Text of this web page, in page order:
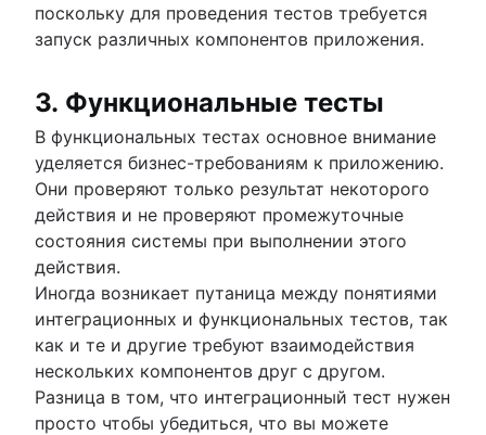
поскольку для проведения тестов требуется
запуск различных компонентов приложения.
3. Функциональные тесты
В функциональных тестах основное внимание
уделяется бизнес-требованиям к приложению.
Они проверяют только результат некоторого
действия и не проверяют промежуточные
состояния системы при выполнении этого
действия.
Иногда возникает путаница между понятиями
интеграционных и функциональных тестов, так
как и те и другие требуют взаимодействия
нескольких компонентов друг с другом.
Разница в том, что интеграционный тест нужен
просто чтобы убедиться, что вы можете